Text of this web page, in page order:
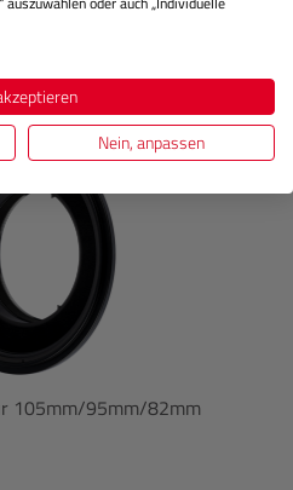
105mm/95mm/82mm
Nein, anpassen